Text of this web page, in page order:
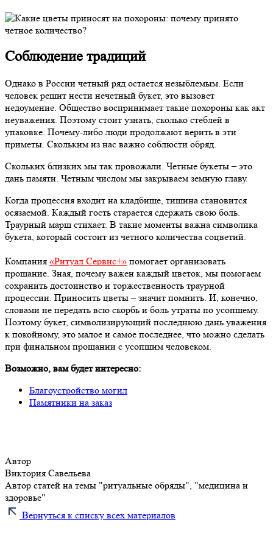
Соблюдение традиций
Однако в России четный ряд остается незыблемым. Если
человек решит нести нечетный букет, это вызовет
недоумение. Общество воспринимает такие похороны как акт
неуважения. Поэтому стоит узнать, сколько стеблей в
упаковке. Почему-либо люди продолжают верить в эти
приметы. Скольким из нас важно соблюсти обряд.
Скольких близких мы так провожали. Четные букеты – это
дань памяти. Четным числом мы закрываем земную главу.
Когда процессия входит на кладбище, тишина становится
осязаемой. Каждый гость старается сдержать свою боль.
Траурный марш стихает. В такие моменты важна символика
букета, который состоит из четного количества соцветий.
Компания «Ритуал Сервис+» помогает организовать
прощание. Зная, почему важен каждый цветок, мы помогаем
сохранить достоинство и торжественность траурной
процессии. Приносить цветы – значит помнить. И, конечно,
словами не передать всю скорбь и боль утраты по усопшему.
Поэтому букет, символизирующий последнюю дань уважения
к покойному, это малое и самое последнее, что можно сделать
при финальном прощании с усопшим человеком.
Возможно, вам будет интересно:
Благоустройство могил
Памятники на заказ
Автор
Виктория Савельева
Автор статей на темы "ритуальные обряды", "медицина и
здоровье"
Вернуться к списку всех материалов